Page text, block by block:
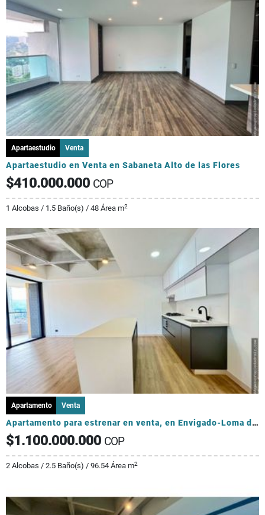
Apartaestudio Venta
Apartaestudio en Venta en Sabaneta Alto de las Flores
$410.000.000 COP
1 Alcobas / 1.5 Baño(s) / 48 Área m2
Apartamento Venta
Apartamento para estrenar en venta, en Envigado-Loma de los Mesa
$1.100.000.000 COP
2 Alcobas / 2.5 Baño(s) / 96.54 Área m2